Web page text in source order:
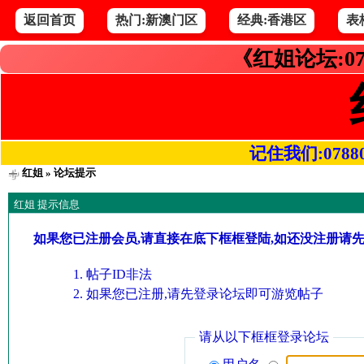
返回首页 热门:新澳门区 经典:香港区 表
《红姐论坛
记住我们
红姐» 论坛提示
红姐 提示信息
如果您已注册会员,请直接在底下框框登陆,如还没注册请
帖子ID非法
如果您已注册,请先登录论坛即可游览帖子
请从以下框框登录论坛